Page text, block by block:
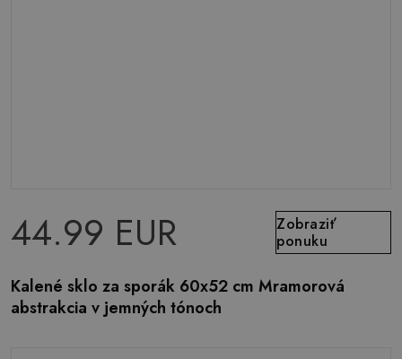
44.99 EUR
Zobraziť
ponuku
Kalené sklo za sporák 60x52 cm Mramorová
abstrakcia v jemných tónoch